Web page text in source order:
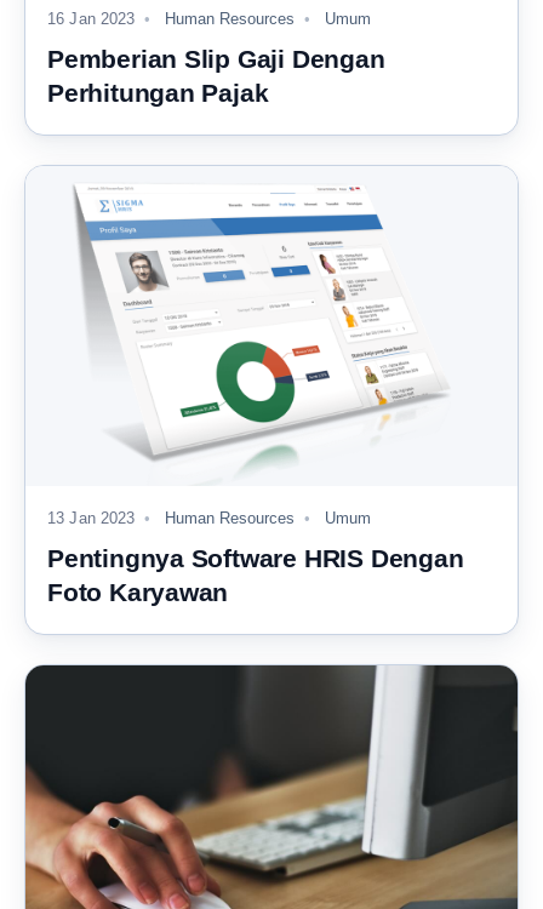
16 Jan 2023 Human Resources Umum
Pemberian Slip Gaji Dengan
Perhitungan Pajak
13 Jan 2023 Human Resources Umum
Pentingnya Software HRIS Dengan
Foto Karyawan